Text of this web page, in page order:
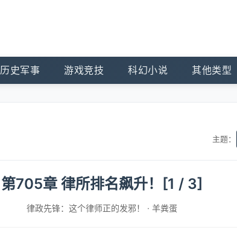
历史军事 游戏竞技 科幻小说 其他类型
主题：
第705章 律所排名飙升！[1 / 3]
律政先锋：这个律师正的发邪！ · 羊粪蛋